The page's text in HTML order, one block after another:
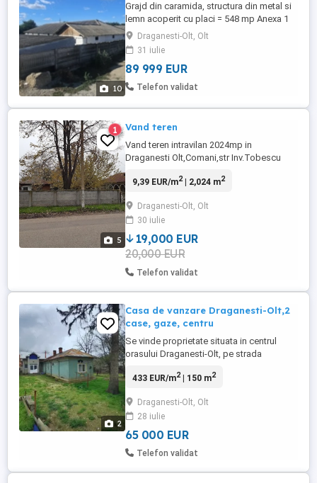
10
Grajd din caramida, structura din metal si
lemn acoperit cu placi = 548 mp Anexa 1
din caramida, acoperita cu placi si lemn =
159 mp Anexa 2 din caramida, acoperita
cu placi si lemn = 9 mp Suprafata totala a
imobililui = 6000 mp Imprejmuita cu gard
din beton si plasa de sarma. Toate actele
Draganesti-Olt, Olt
31 iulie
89 999 EUR
Telefon validat
5
1 Vand teren
Vand teren intravilan 2024mp in
Draganesti Olt,Comani,str Inv.Tobescu
camere. Casa este racordata la curent
ciment cu porti din fier forjat. Gazele,apa
si canalizarea sunt langa gard.
9,39 EUR/m2| 2,024 m2
Draganesti-Olt, Olt
30 iulie
19,000 EUR
20,000 EUR
Telefon validat
2
Casa de vanzare Draganesti-Olt,2
case, gaze, centru
Se vinde proprietate situata in centrul
orasului Draganesti-Olt, pe strada
acces facil la toate punctele de interes.
corpuri de cladire: -Casa batraneasca,
construita incepand cu anul 1964, partial
renovata, compusa din 4 camere, ...
433 EUR/m2| 150 m2
Draganesti-Olt, Olt
28 iulie
65 000 EUR
Telefon validat